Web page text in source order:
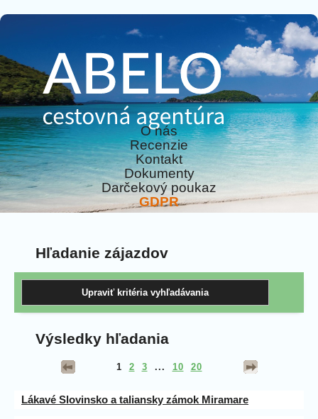
O nás
Recenzie
Kontakt
Dokumenty
Darčekový poukaz
GDPR
Hľadanie zájazdov
Výsledky hľadania
1 2 3 ... 10 20
Lákavé Slovinsko a taliansky zámok Miramare